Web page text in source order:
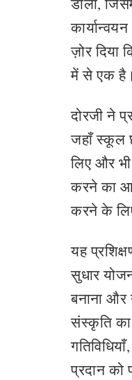
ज़ोर दिया
में से एक है।
दोरजी ने
जहाँ स्कूल
लिए और
करने का
करने के
यह
सुधार
बनाना और
संस्कृति का
प्रदान को